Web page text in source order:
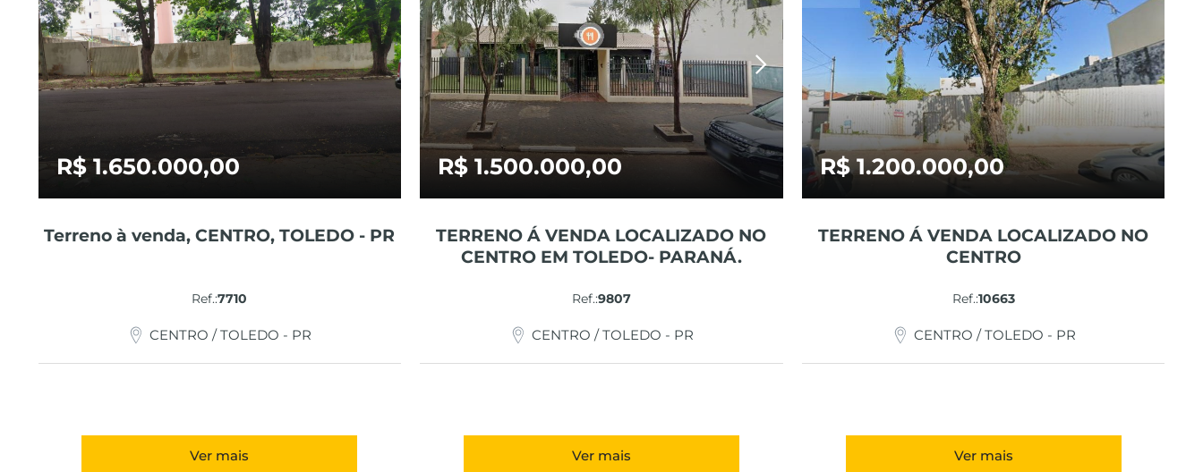
R$ 1.650.000,00
Terreno à venda, CENTRO, TOLEDO - PR
Ref.:7710
CENTRO / TOLEDO - PR
Ver mais
R$ 1.500.000,00
TERRENO Á VENDA LOCALIZADO NO
CENTRO EM TOLEDO- PARANÁ.
Ref.:9807
CENTRO / TOLEDO - PR
Ver mais
R$ 1.200.000,00
TERRENO Á VENDA LOCALIZADO NO
CENTRO
Ref.:10663
CENTRO / TOLEDO - PR
Ver mais